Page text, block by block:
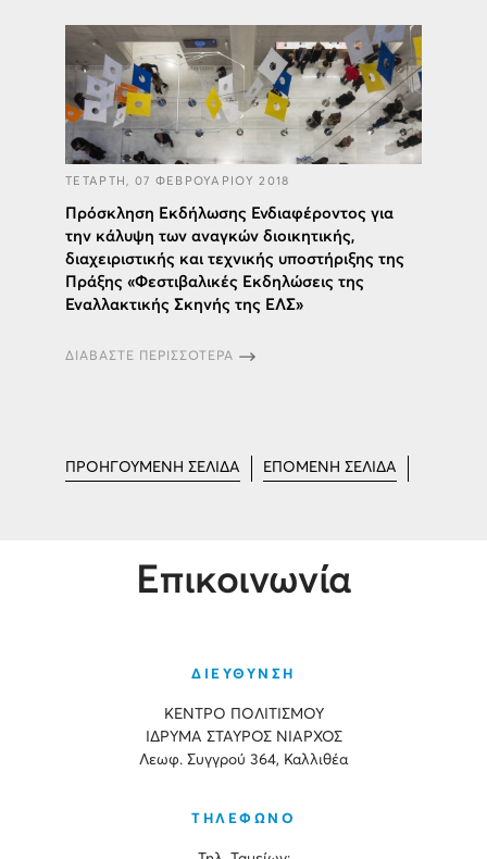
ΤΕΤΑΡΤΗ, 07 ΦΕΒΡΟΥΑΡΙΟΥ 2018
Πρόσκληση Εκδήλωσης Ενδιαφέροντος για
την κάλυψη των αναγκών διοικητικής,
διαχειριστικής και τεχνικής υποστήριξης της
Πράξης «Φεστιβαλικές Εκδηλώσεις της
Εναλλακτικής Σκηνής της ΕΛΣ»
ΔΙΑΒΑΣΤΕ ΠΕΡΙΣΣΟΤΕΡΑ
ΠΡΟΗΓΟΥΜΕΝΗ ΣΕΛΙΔΑ ΕΠΟΜΕΝΗ ΣΕΛΙΔΑ
Επικοινωνία
ΔΙΕΥΘΥΝΣΗ
ΚΕΝΤΡΟ ΠΟΛΙΤΙΣΜΟΥ
ΙΔΡΥΜΑ ΣΤΑΥΡΟΣ ΝΙΑΡΧΟΣ
Λεωφ. Συγγρού 364, Καλλιθέα
ΤΗΛΕΦΩΝΟ